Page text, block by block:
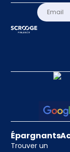
Épargnants
Trouver un